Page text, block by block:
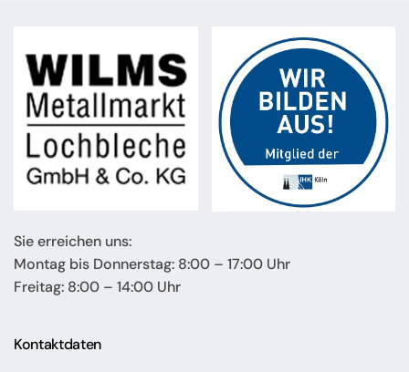
Sie erreichen uns:
Montag bis Donnerstag: 8:00 – 17:00 Uhr
Freitag: 8:00 – 14:00 Uhr
Kontaktdaten